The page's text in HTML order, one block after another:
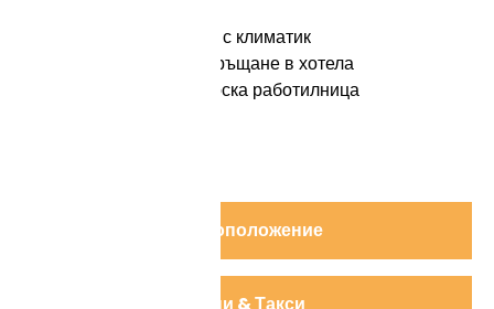
Местоположение
Цени & Такси
Превозно средство с климатик
Услуга взимане и връщане в хотела
Обиколка в грънчарска работилница